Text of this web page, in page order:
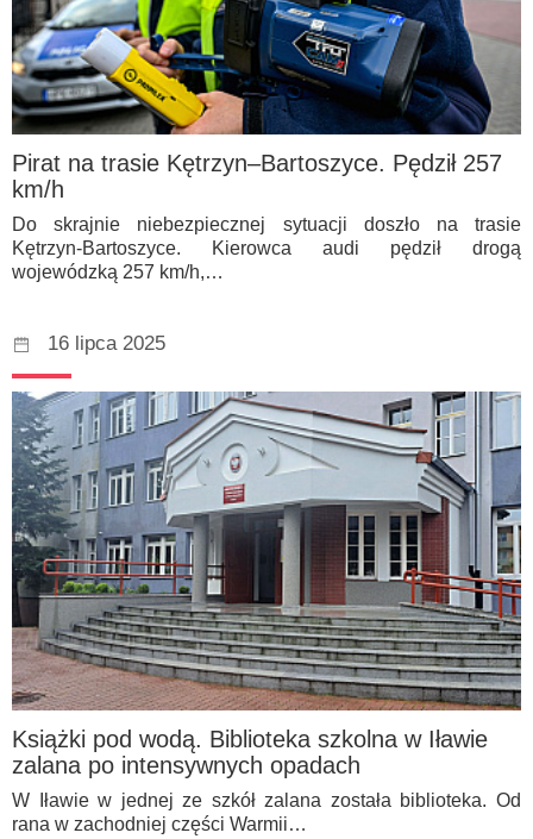
Pirat na trasie Kętrzyn–Bartoszyce. Pędził 257
km/h
Do skrajnie niebezpiecznej sytuacji doszło na trasie
Kętrzyn-Bartoszyce. Kierowca audi pędził drogą
wojewódzką 257 km/h,…
16 lipca 2025
Książki pod wodą. Biblioteka szkolna w Iławie
zalana po intensywnych opadach
W Iławie w jednej ze szkół zalana została biblioteka. Od
rana w zachodniej części Warmii…